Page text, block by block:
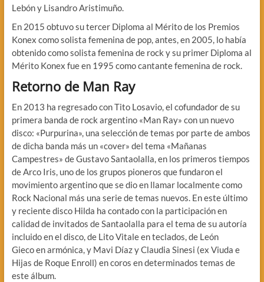
Lebón y Lisandro Aristimuño.
En 2015 obtuvo su tercer Diploma al Mérito de los Premios
Konex como solista femenina de pop, antes, en 2005, lo había
obtenido como solista femenina de rock y su primer Diploma al
Mérito Konex fue en 1995 como cantante femenina de rock.
Retorno de Man Ray
En 2013 ha regresado con Tito Losavio, el cofundador de su
primera banda de rock argentino «Man Ray» con un nuevo
disco: «Purpurina», una selección de temas por parte de ambos
de dicha banda más un «cover» del tema «Mañanas
Campestres» de Gustavo Santaolalla, en los primeros tiempos
de Arco Iris, uno de los grupos pioneros que fundaron el
movimiento argentino que se dio en llamar localmente como
Rock Nacional más una serie de temas nuevos. En este último
y reciente disco Hilda ha contado con la participación en
calidad de invitados de Santaolalla para el tema de su autoría
incluido en el disco, de Lito Vitale en teclados, de León
Gieco en armónica, y Mavi Díaz y Claudia Sinesi (ex Viuda e
Hijas de Roque Enroll) en coros en determinados temas de
este álbum.